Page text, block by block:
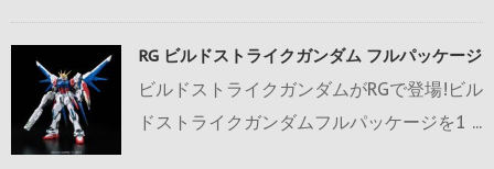
RG ビルドストライクガンダム フルパッケージ
ビルドストライクガンダムがRGで登場!ビル
ドストライクガンダムフルパッケージを1 ...